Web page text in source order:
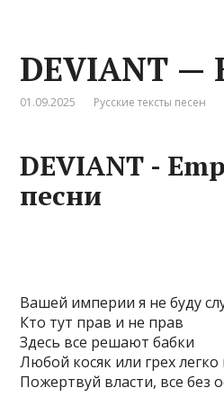
DЕVIАNТ —
01.09.2025 Русские тексты песен
DЕVIАNТ -
песни
Вашей империи я не буду
Кто тут прав и не прав
Здесь все решают бабки
Любой косяк или грех легко
Пожертвуй власти, все без